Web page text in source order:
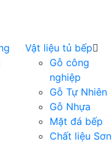
Vật liệu tủ bếp
Gỗ công
nghiệp
Gỗ Tự Nhiên
Gỗ Nhựa
Mặt đá bếp
Chất liệu Sơn